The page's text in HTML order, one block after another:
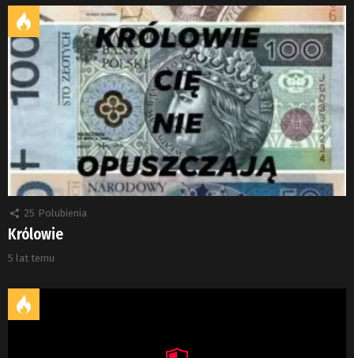
25 Polubienia
Królowie
5 lat temu